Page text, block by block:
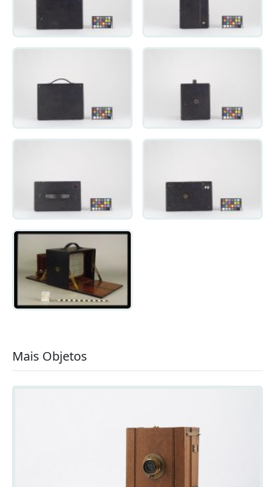
Mais Objetos